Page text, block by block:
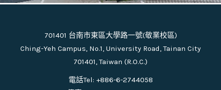
701401 台南市東區大學路一號(敬業校區)
Ching-Yeh Campus, No.1, University Road, Tainan City
701401, Taiwan (R.O.C.)
電話Tel: +886-6-2744058